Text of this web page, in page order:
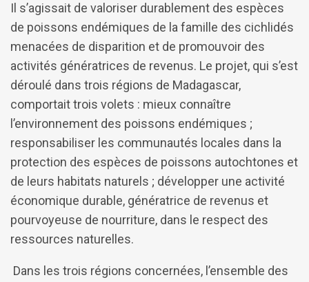
Il s’agissait de valoriser durablement des espèces
de poissons endémiques de la famille des cichlidés
menacées de disparition et de promouvoir des
activités génératrices de revenus. Le projet, qui s’est
déroulé dans trois régions de Madagascar,
comportait trois volets : mieux connaître
l’environnement des poissons endémiques ;
responsabiliser les communautés locales dans la
protection des espèces de poissons autochtones et
de leurs habitats naturels ; développer une activité
économique durable, génératrice de revenus et
pourvoyeuse de nourriture, dans le respect des
ressources naturelles.
Dans les trois régions concernées, l’ensemble des